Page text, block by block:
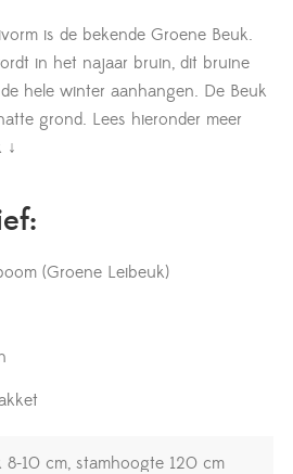
is de bekende Groene Beuk.
in het najaar bruin, dit bruine
hele winter aanhangen. De Beuk
grond. Lees hieronder meer
↓
(Groene Leibeuk)